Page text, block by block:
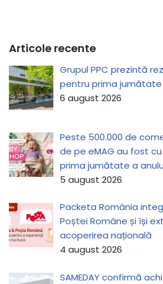
Articole recente
Grupul PPC prezintă
pentru prima jumătate
6 august 2026
Peste 500.000 de
de pe eMAG au fost
prima jumătate a
5 august 2026
Packeta România
Poștei Române și își
acoperirea națională
4 august 2026
SAMEDAY confirmă